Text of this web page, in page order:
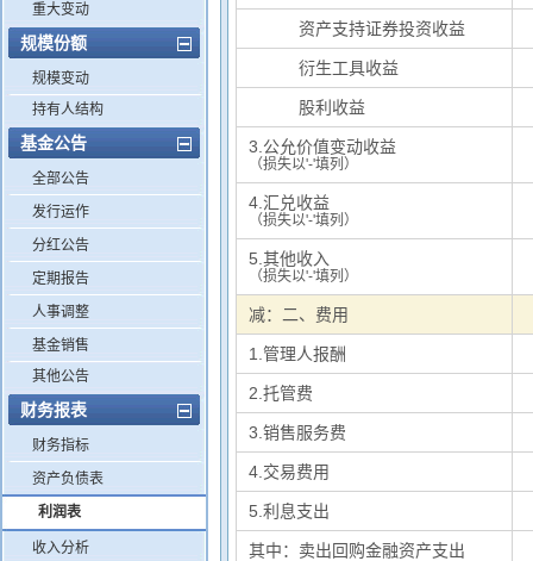
重大变动
规模份额
规模变动
持有人结构
基金公告
全部公告
发行运作
分红公告
定期报告
人事调整
基金销售
其他公告
财务报表
财务指标
资产负债表
利润表
收入分析
资产支持证券投资收益
衍生工具收益
股利收益
3.公允价值变动收益
（损失以'-'填列）
4.汇兑收益
（损失以'-'填列）
5.其他收入
（损失以'-'填列）
减：二、费用
1.管理人报酬
2.托管费
3.销售服务费
4.交易费用
5.利息支出
其中：卖出回购金融资产支出